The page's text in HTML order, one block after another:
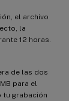
el archivo
la
12 horas.
de las dos
para el
tu grabación